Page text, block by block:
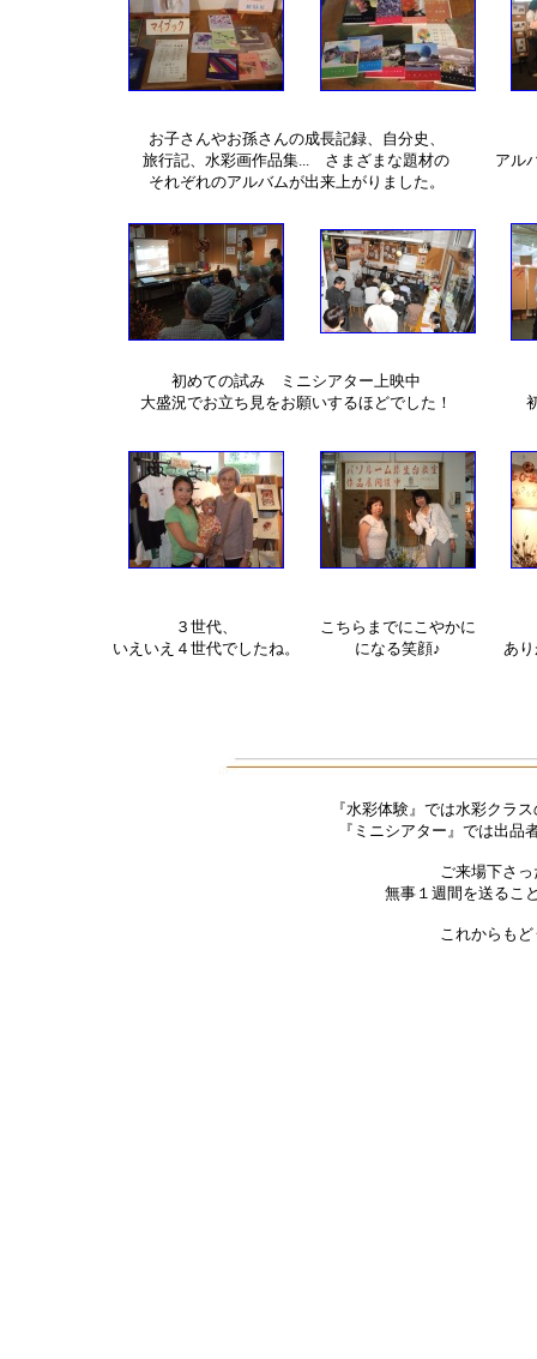
お子さんやお孫さんの成長記録、自分史、
旅行記、水彩画作品集... さまざまな題材の
それぞれのアルバムが出来上がりました。
アル
初めての試み ミニシアター上映中
大盛況でお立ち見をお願いするほどでした！
３世代、
いえいえ４世代でしたね。
こちらまでにこやかに
になる笑顔♪
あ
『水彩体験』では水彩クラ
『ミニシアター』では出
ご来場下さ
無事１週間を送るこ
これからも